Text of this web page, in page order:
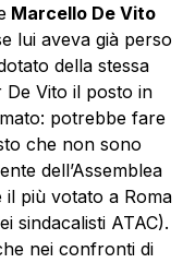
Marcello De Vito
lui aveva già perso
della stessa
De Vito il posto in
potrebbe fare
che non sono
dell’Assemblea
il più votato a Roma
sindacalisti ATAC).
nei confronti di